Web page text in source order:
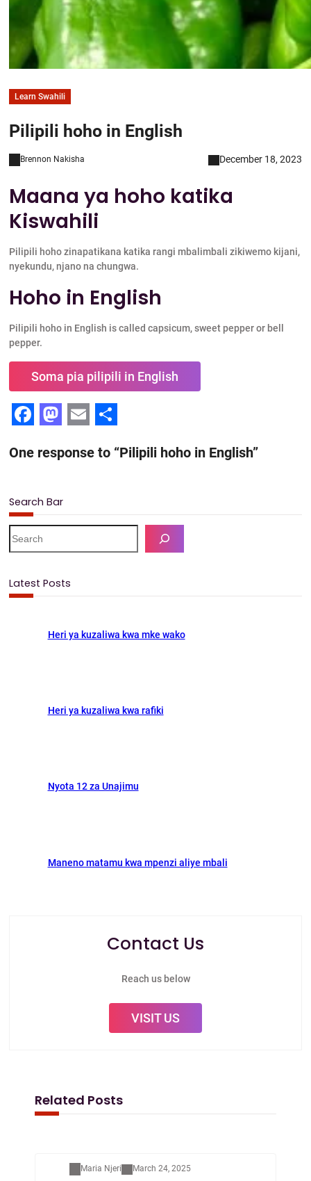
Learn Swahili
Pilipili hoho in English
Brennon Nakisha December 18, 2023
Maana ya hoho katika
Kiswahili
Pilipili hoho zinapatikana katika rangi mbalimbali zikiwemo kijani,
nyekundu, njano na chungwa.
Hoho in English
Pilipili hoho in English is called capsicum, sweet pepper or bell
pepper.
Soma pia pilipili in English
a
e
b
o
k
a
t
o
d
n
m
l
h
e
One response to “Pilipili hoho in English”
Search Bar
e
c
Latest Posts
Heri ya kuzaliwa kwa mke wako
Heri ya kuzaliwa kwa rafiki
Nyota 12 za Unajimu
Maneno matamu kwa mpenzi aliye mbali
Contact Us
Reach us below
VISIT US
Related Posts
Maria Njeri March 24, 2025